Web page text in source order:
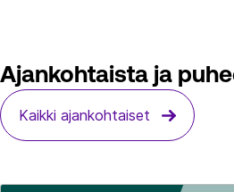
Ajankohtaista ja
Kaikki ajankohtaiset